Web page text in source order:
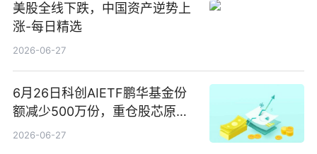
美股全线下跌，中国资产逆势上
涨-每日精选
2026-06-27
6月26日科创AIETF鹏华基金份
额减少500万份，重仓股芯原股
份、寒武纪、澜起科技 观速讯
2026-06-27